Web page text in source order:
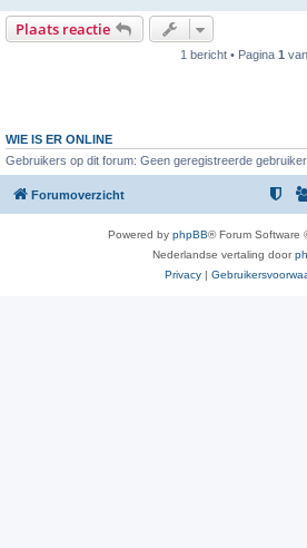
Plaats reactie
1 bericht • Pagina 1 van
WIE IS ER ONLINE
Gebruikers op dit forum: Geen geregistreerde
Forumoverzicht
Powered by phpBB® Forum Software
Nederlandse vertaling door
Privacy |